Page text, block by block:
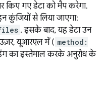
गए डेटा को मैप करेगा.
कुंजियों से लिया जाएगा:
. इसके बाद, यह डेटा उन
यूआरएल में ( method:
का इस्तेमाल करके अनुरोध के